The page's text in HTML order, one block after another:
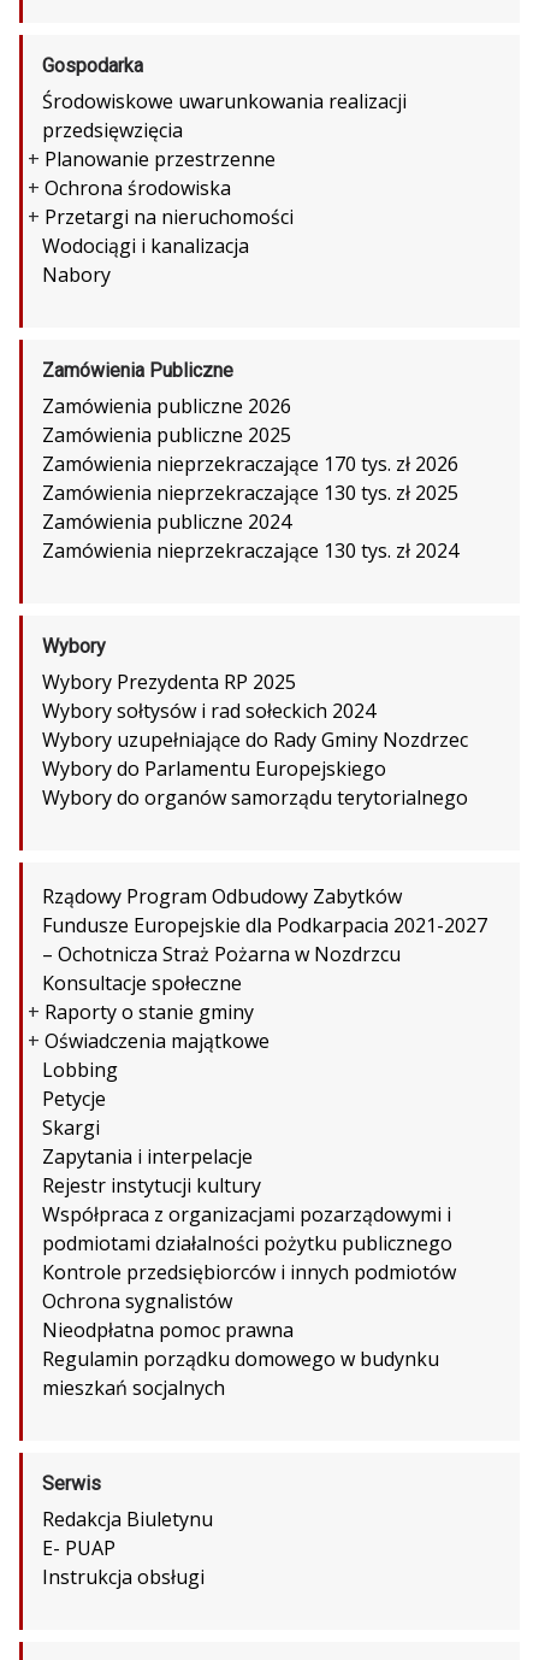
Gospodarka
Środowiskowe uwarunkowania realizacji
przedsięwzięcia
+ Planowanie przestrzenne
+ Ochrona środowiska
+ Przetargi na nieruchomości
Wodociągi i kanalizacja
Nabory
Zamówienia Publiczne
Zamówienia publiczne 2026
Zamówienia publiczne 2025
Zamówienia nieprzekraczające 170 tys. zł 2026
Zamówienia nieprzekraczające 130 tys. zł 2025
Zamówienia publiczne 2024
Zamówienia nieprzekraczające 130 tys. zł 2024
Wybory
Wybory Prezydenta RP 2025
Wybory sołtysów i rad sołeckich 2024
Wybory uzupełniające do Rady Gminy Nozdrzec
Wybory do Parlamentu Europejskiego
Wybory do organów samorządu terytorialnego
Rządowy Program Odbudowy Zabytków
Fundusze Europejskie dla Podkarpacia 2021-2027
– Ochotnicza Straż Pożarna w Nozdrzcu
Konsultacje społeczne
+ Raporty o stanie gminy
+ Oświadczenia majątkowe
Lobbing
Petycje
Skargi
Zapytania i interpelacje
Rejestr instytucji kultury
Współpraca z organizacjami pozarządowymi i
podmiotami działalności pożytku publicznego
Kontrole przedsiębiorców i innych podmiotów
Ochrona sygnalistów
Nieodpłatna pomoc prawna
Regulamin porządku domowego w budynku
mieszkań socjalnych
Serwis
Redakcja Biuletynu
E- PUAP
Instrukcja obsługi